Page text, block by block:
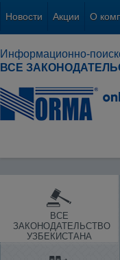
Новости Акции О
Информационно-
ВСЕ
ВСЕ
ЗАКОНОДАТЕЛЬСТВО
УЗБЕКИСТАНА